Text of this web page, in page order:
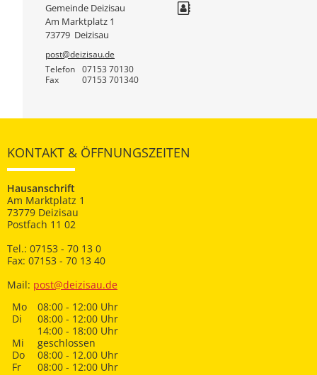
Gemeinde Deizisau
Am Marktplatz 1
73779 Deizisau
post@deizisau.de
Telefon
07153 70130
Fax 07153 701340
KONTAKT & ÖFFNUNGSZEITEN
Hausanschrift
Am Marktplatz 1
73779 Deizisau
Postfach 11 02
Tel.: 07153 - 70 13 0
Fax: 07153 - 70 13 40
Mail: post@deizisau.de
Mo
08:00 - 12:00 Uhr
Di
08:00 - 12:00 Uhr
14:00 - 18:00 Uhr
Mi
geschlossen
Do
08:00 - 12.00 Uhr
Fr
08:00 - 12:00 Uhr